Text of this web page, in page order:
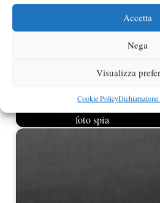
Accetta
Nega
Visualizza
Cookie Policy
foto spia